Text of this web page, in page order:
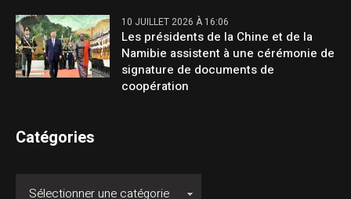
10 JUILLET 2026 À 16:06
Les présidents de la Chine et de la
Namibie assistent à une cérémonie de
signature de documents de
coopération
Catégories